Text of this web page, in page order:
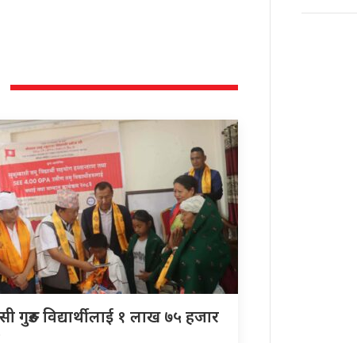
गुरुङ विद्यार्थीलाई १ लाख ७५ हजार